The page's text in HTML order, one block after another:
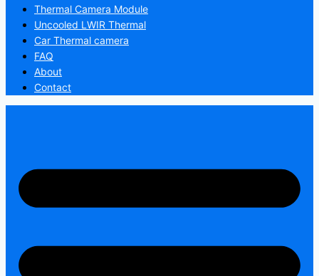
Thermal Camera Module
Uncooled LWIR Thermal
Car Thermal camera
FAQ
About
Contact